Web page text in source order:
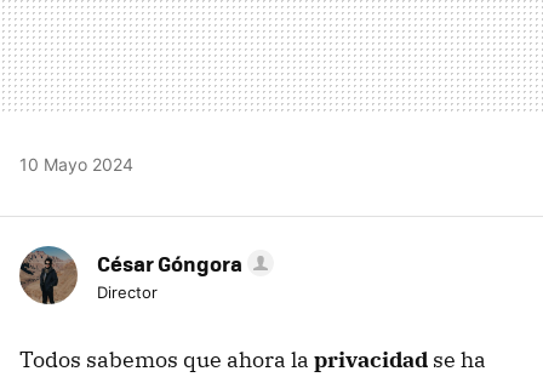
10 Mayo 2024
César Góngora
Director
Todos sabemos que ahora la privacidad se ha